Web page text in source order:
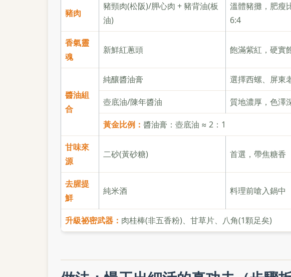
豬肉
豬頸肉(松阪)/胛心肉 + 豬背油(板
油)
溫體豬攤，肥瘦
6:4
香氣靈
魂
新鮮紅蔥頭 飽滿紫紅，硬實
醬油組
合
純釀醬油膏 選擇西螺、屏東
壺底油/陳年醬油 質地濃厚，色澤
黃金比例： 醬油膏：壺底油 ≈ 2：1
甘味來
源
二砂(黃砂糖) 首選，帶焦糖香
去腥提
鮮
純米酒 料理前嗆入鍋中
升級祕密武器： 肉桂棒(非五香粉)、甘草片、八角(1顆足矣)